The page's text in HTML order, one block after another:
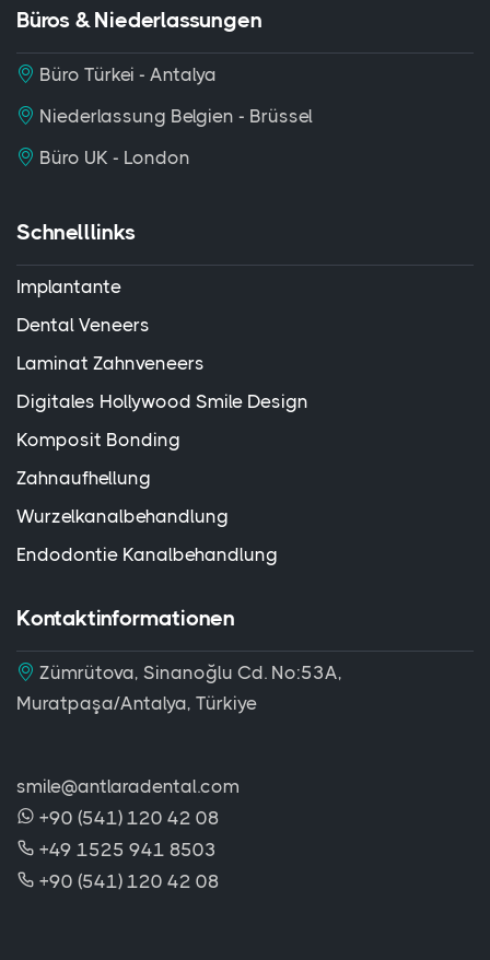
Büros & Niederlassungen
Büro Türkei - Antalya
Niederlassung Belgien - Brüssel
Büro UK - London
Schnelllinks
Implantante
Dental Veneers
Laminat Zahnveneers
Digitales Hollywood Smile Design
Komposit Bonding
Zahnaufhellung
Wurzelkanalbehandlung
Endodontie Kanalbehandlung
Kontaktinformationen
Zümrütova, Sinanoğlu Cd. No:53A,
Muratpaşa/Antalya, Türkiye
smile@antlaradental.com
+90 (541) 120 42 08
+49 1525 941 8503
+90 (541) 120 42 08